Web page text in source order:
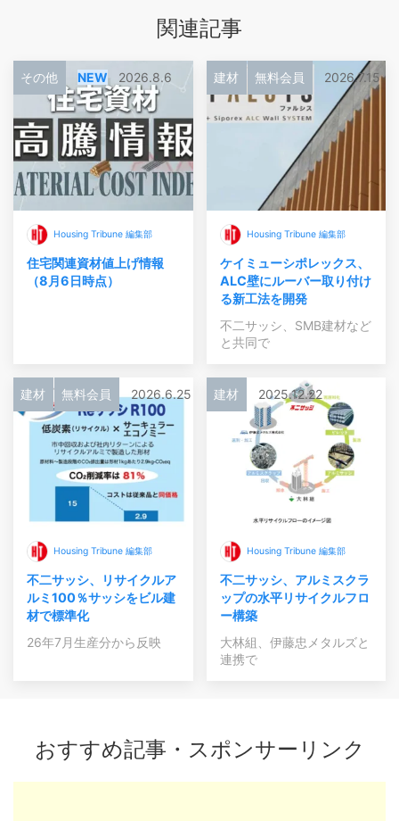
関連記事
その他 NEW 2026.8.6
Housing Tribune 編集部
住宅関連資材値上げ情報
（8月6日時点）
建材 無料会員 2026.7.15
Housing Tribune 編集部
ケイミューシポレックス、
ALC壁にルーバー取り付け
る新工法を開発
不二サッシ、SMB建材など
と共同で
建材 無料会員 2026.6.25
Housing Tribune 編集部
不二サッシ、リサイクルア
ルミ100％サッシをビル建
材で標準化
26年7月生産分から反映
建材 2025.12.22
Housing Tribune 編集部
不二サッシ、アルミスクラ
ップの水平リサイクルフロ
ー構築
大林組、伊藤忠メタルズと
連携で
おすすめ記事・スポンサーリンク